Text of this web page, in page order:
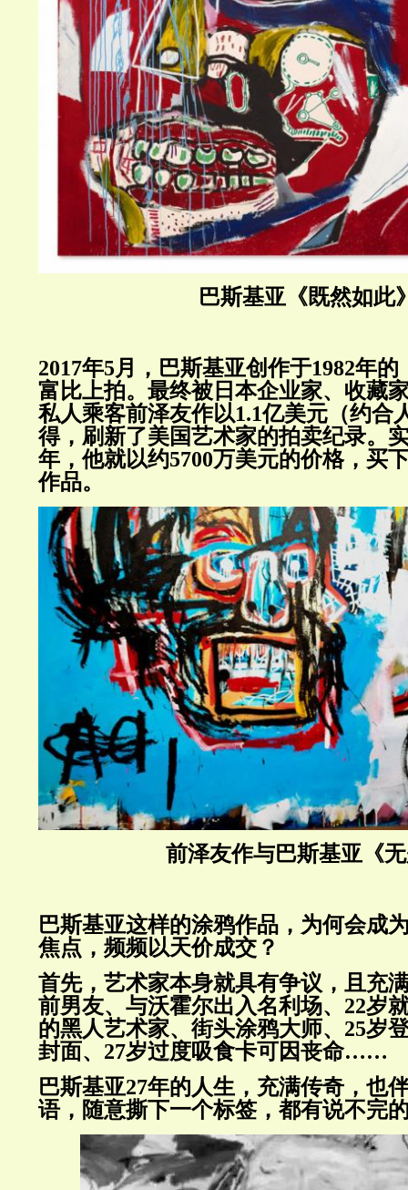
巴斯基亚《既然如此
2017年5月，巴斯基亚创作于1982年
富比上拍。最终被日本企业家、收藏
私人乘客前泽友作以1.1亿美元（约合
得，刷新了美国艺术家的拍卖纪录。
年，他就以约5700万美元的价格，买
作品。
前泽友作与巴斯基亚《
巴斯基亚这样的涂鸦作品，为何会成
焦点，频频以天价成交？
首先，艺术家本身就具有争议，且充
前男友、与沃霍尔出入名利场、22岁
的黑人艺术家、街头涂鸦大师、25岁
封面、27岁过度吸食卡可因丧命……
巴斯基亚27年的人生，充满传奇，也
语，随意撕下一个标签，都有说不完